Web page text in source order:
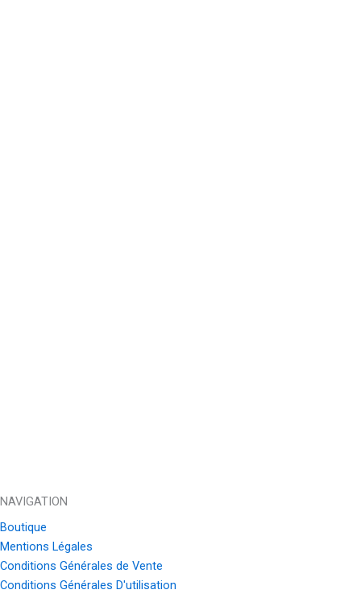
NAVIGATION
Boutique
Mentions Légales
Conditions Générales de Vente
Conditions Générales D'utilisation